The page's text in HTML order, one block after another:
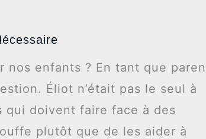
nos enfants ? En tant que
Éliot n’était pas le seul à
qui doivent faire face à des
plutôt que de les aider à